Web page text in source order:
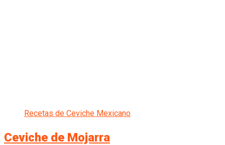
Recetas de Ceviche Mexicano
Ceviche de Mojarra